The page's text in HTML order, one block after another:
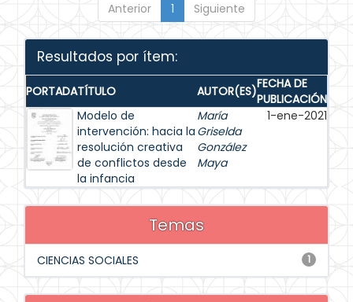
Anterior 1 Siguiente
Resultados por ítem:
PORTADATÍTULO AUTOR(ES)FECHA DE
PUBLICACIÓN
Modelo de
intervención: hacia la
resolución creativa
de conflictos desde
la infancia
María
Griselda
González
Maya
1-ene-2021
Temas
1
CIENCIAS SOCIALES